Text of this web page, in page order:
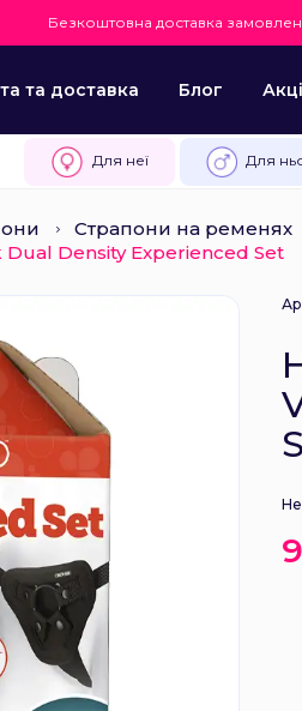
Безкоштовна доставка
та доставка Блог
Для неї Для
Страпони на ременях
Density Experienced Set